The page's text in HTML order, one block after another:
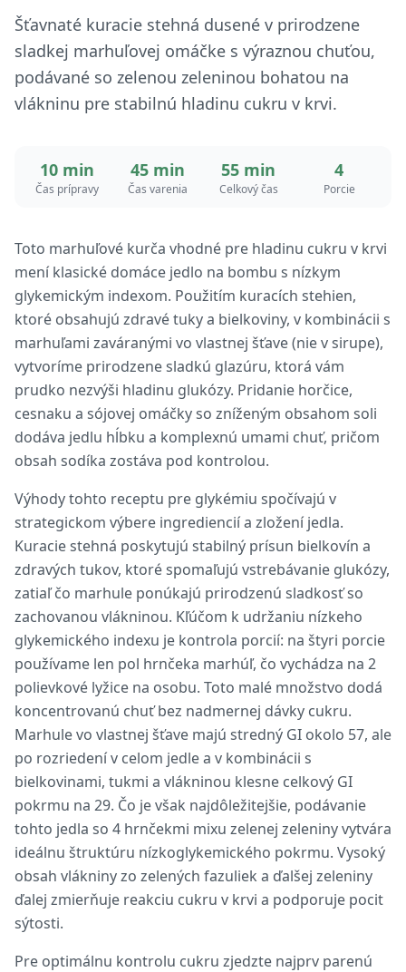
Šťavnaté kuracie stehná dusené v prirodzene
sladkej marhuľovej omáčke s výraznou chuťou,
podávané so zelenou zeleninou bohatou na
vlákninu pre stabilnú hladinu cukru v krvi.
10 min
Čas prípravy
45 min
Čas varenia
55 min
Celkový čas
4
Porcie
Toto marhuľové kurča vhodné pre hladinu cukru v krvi
mení klasické domáce jedlo na bombu s nízkym
glykemickým indexom. Použitím kuracích stehien,
ktoré obsahujú zdravé tuky a bielkoviny, v kombinácii s
marhuľami zaváranými vo vlastnej šťave (nie v sirupe),
vytvoríme prirodzene sladkú glazúru, ktorá vám
prudko nezvýši hladinu glukózy. Pridanie horčice,
cesnaku a sójovej omáčky so zníženým obsahom soli
dodáva jedlu hĺbku a komplexnú umami chuť, pričom
obsah sodíka zostáva pod kontrolou.
Výhody tohto receptu pre glykémiu spočívajú v
strategickom výbere ingrediencií a zložení jedla.
Kuracie stehná poskytujú stabilný prísun bielkovín a
zdravých tukov, ktoré spomaľujú vstrebávanie glukózy,
zatiaľ čo marhule ponúkajú prirodzenú sladkosť so
zachovanou vlákninou. Kľúčom k udržaniu nízkeho
glykemického indexu je kontrola porcií: na štyri porcie
používame len pol hrnčeka marhúľ, čo vychádza na 2
polievkové lyžice na osobu. Toto malé množstvo dodá
koncentrovanú chuť bez nadmernej dávky cukru.
Marhule vo vlastnej šťave majú stredný GI okolo 57, ale
po rozriedení v celom jedle a v kombinácii s
bielkovinami, tukmi a vlákninou klesne celkový GI
pokrmu na 29. Čo je však najdôležitejšie, podávanie
tohto jedla so 4 hrnčekmi mixu zelenej zeleniny vytvára
ideálnu štruktúru nízkoglykemického pokrmu. Vysoký
obsah vlákniny zo zelených fazuliek a ďalšej zeleniny
ďalej zmierňuje reakciu cukru v krvi a podporuje pocit
sýtosti.
Pre optimálnu kontrolu cukru zjedzte najprv parenú